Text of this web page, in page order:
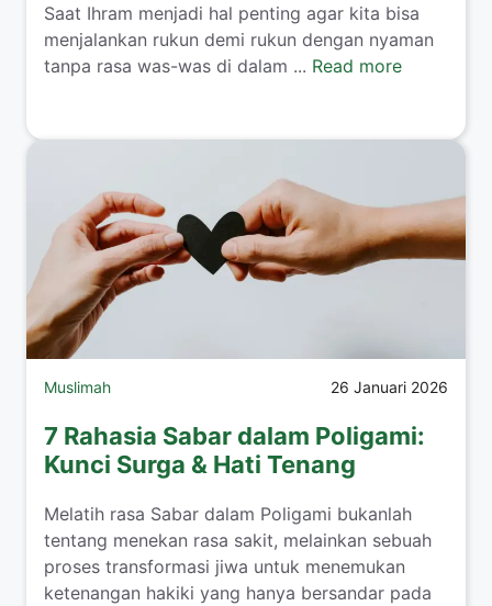
Saat Ihram menjadi hal penting agar kita bisa
menjalankan rukun demi rukun dengan nyaman
tanpa rasa was-was di dalam ... Read more
Muslimah 26 Januari 2026
7 Rahasia Sabar dalam Poligami:
Kunci Surga & Hati Tenang
​Melatih rasa Sabar dalam Poligami bukanlah
tentang menekan rasa sakit, melainkan sebuah
proses transformasi jiwa untuk menemukan
ketenangan hakiki yang hanya bersandar pada